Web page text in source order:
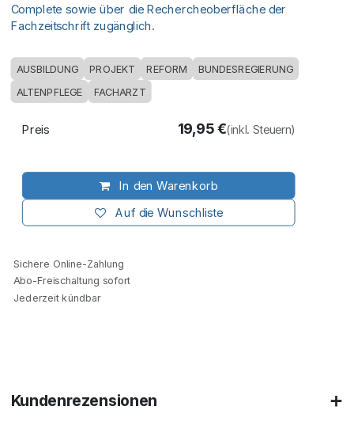
Complete sowie über die Rechercheoberfläche der
Fachzeitschrift zugänglich.
AUSBILDUNG PROJEKT REFORM BUNDESREGIERUNG
ALTENPFLEGE FACHARZT
In den Warenkorb
Auf die Wunschliste
Preis 19,95€(inkl. Steuern)
Sichere Online-Zahlung
Abo-Freischaltung sofort
Jederzeit kündbar
Kundenrezensionen